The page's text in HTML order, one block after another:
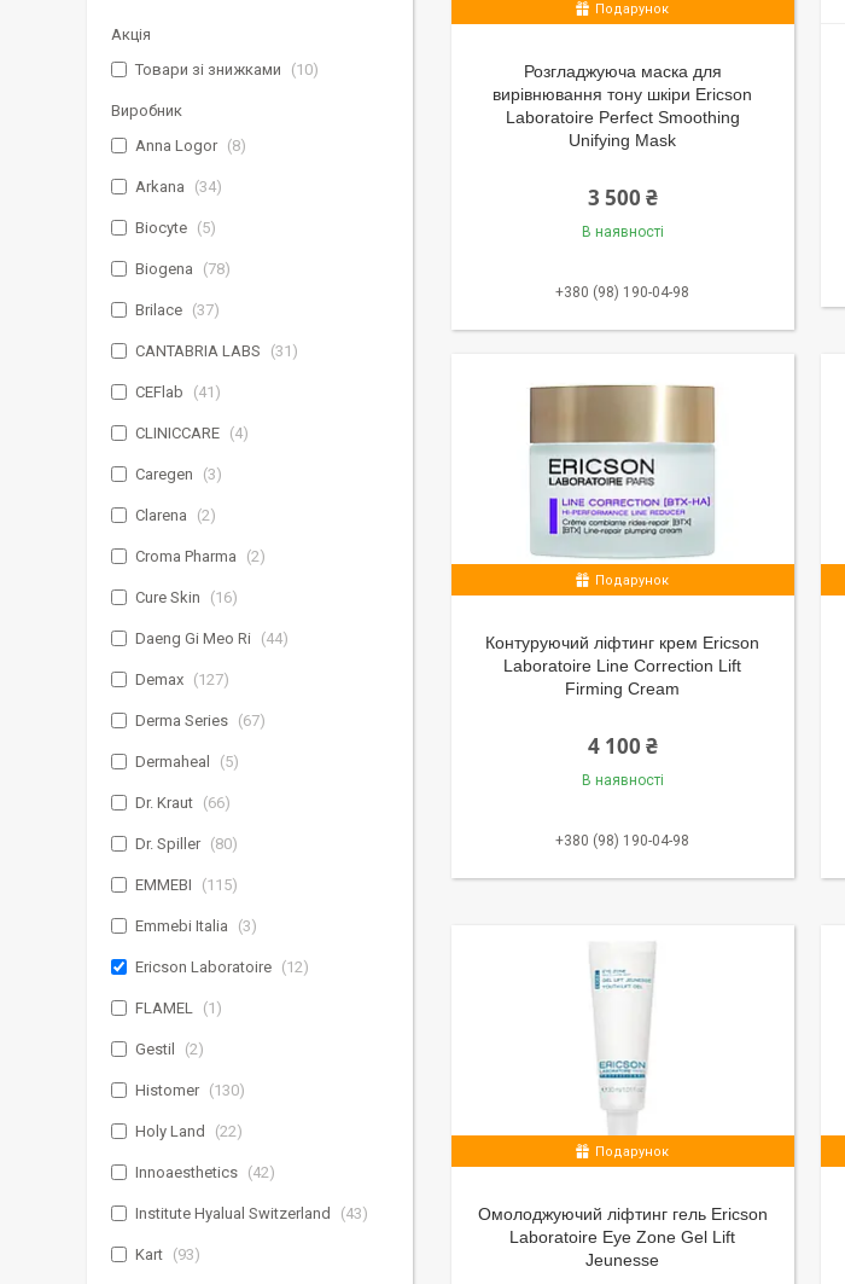
Подарунок
Розгладжуюча маска для
вирівнювання тону шкіри Ericson
Laboratoire Perfect Smoothing
Unifying Mask
3 500 ₴
В наявності
+380 (98) 190-04-98
Подарунок
Контуруючий ліфтинг крем Ericson
Laboratoire Line Correction Lift
Firming Cream
4 100 ₴
В наявності
+380 (98) 190-04-98
Подарунок
Омолоджуючий ліфтинг гель Ericson
Laboratoire Eye Zone Gel Lift
Jeunesse
Акція
Товари зі знижками
10
Виробник
Anna Logor
8
Arkana 34
Biocyte 5
Biogena 78
Brilace 37
CANTABRIA LABS 31
CEFlab 41
CLINICCARE 4
Caregen 3
Clarena 2
Croma Pharma 2
Cure Skin 16
Daeng Gi Meo Ri 44
Demax 127
Derma Series 67
Dermaheal 5
Dr. Kraut 66
Dr. Spiller 80
EMMEBI 115
Emmebi Italia 3
Ericson Laboratoire 12
FLAMEL 1
Gestil 2
Histomer 130
Holy Land 22
Innoaesthetics 42
Institute Hyalual Switzerland 43
Kart 93